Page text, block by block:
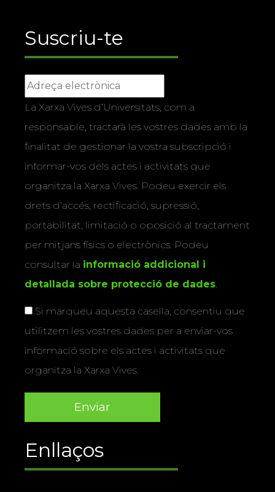
Suscriu-te
La Xarxa Vives d’Universitats, com a
responsable, tractarà les vostres dades amb la
finalitat de gestionar la vostra subscripció i
informar-vos dels actes i activitats que
organitza la Xarxa Vives. Podeu exercir els
drets d’accés, rectificació, supressió,
portabilitat, limitació o oposició al tractament
per mitjans físics o electrònics. Podeu
consultar la informació addicional i
detallada sobre protecció de dades
Si marqueu aquesta casella, consentiu que
utilitzem les vostres dades per a enviar-vos
informació sobre els actes i activitats que
organitza la Xarxa Vives.
Enllaços